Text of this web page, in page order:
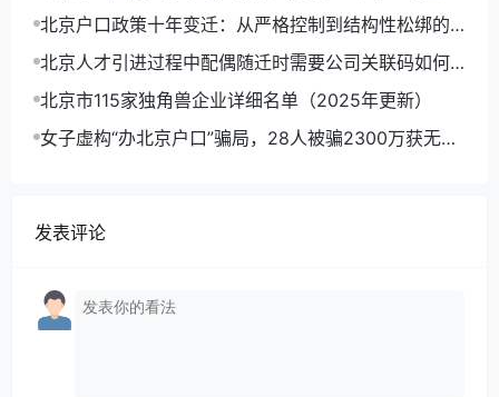
定(试行)的通知
北京户口政策十年变迁：从严格控制到结构性松绑的
趋势分析
北京人才引进过程中配偶随迁时需要公司关联码如何
操作？
北京市115家独角兽企业详细名单（2025年更新）
女子虚构“办北京户口”骗局，28人被骗2300万获无期
发表评论